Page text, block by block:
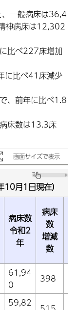
、一般病床は36,4
神病床は12,302
比べ227床増加
に比べ41床減少
、前年に比べ1.8
床数は13.3床
画面サイズで表示
月1日現在）
病床数
令和2
年
病床
数
増減
数
61,94
0
398
59,82